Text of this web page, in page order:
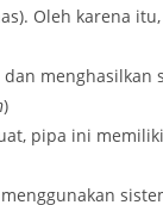
Oleh karena
menghasilkan
)
pipa ini